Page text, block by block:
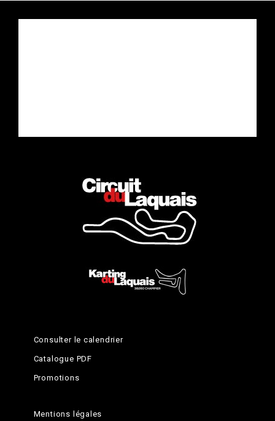
Consulter le calendrier
Catalogue PDF
Promotions
Mentions légales